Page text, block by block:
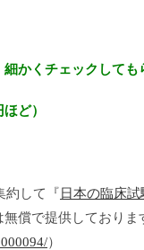
くチェックしても
ど）
約して『 日本の臨床試
償で提供しており
）